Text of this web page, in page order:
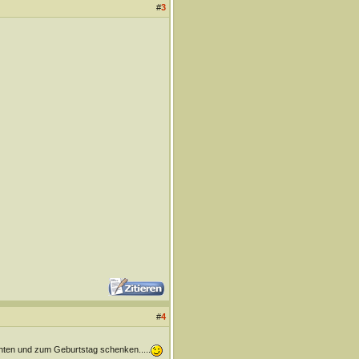
#3
#4
und zum Geburtstag schenken.....